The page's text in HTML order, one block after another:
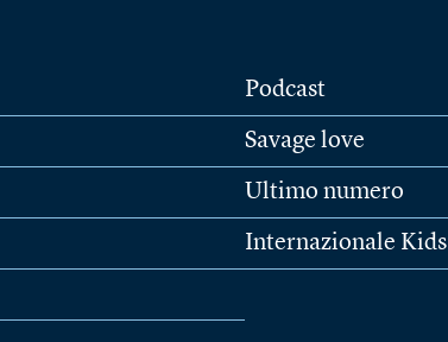
Podcast
Savage love
Ultimo numero
Internazionale Kids